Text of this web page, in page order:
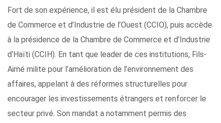
Fort de son expérience, il est élu président de la Chambre
de Commerce et d’Industrie de l’Ouest (CCIO), puis accède
à la présidence de la Chambre de Commerce et d’Industrie
d’Haïti (CCIH). En tant que leader de ces institutions, Fils-
Aimé milite pour l’amélioration de l’environnement des
affaires, appelant à des réformes structurelles pour
encourager les investissements étrangers et renforcer le
secteur privé. Son mandat a notamment permis des